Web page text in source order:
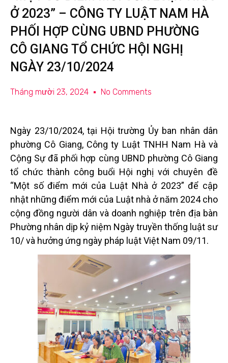
Ở 2023” – CÔNG TY LUẬT NAM HÀ
PHỐI HỢP CÙNG UBND PHƯỜNG
CÔ GIANG TỔ CHỨC HỘI NGHỊ
NGÀY 23/10/2024
Tháng mười 23, 2024 No Comments
Ngày 23/10/2024, tại Hội trường Ủy ban nhân dân
phường Cô Giang, Công ty Luật TNHH Nam Hà và
Cộng Sự đã phối hợp cùng UBND phường Cô Giang
tổ chức thành công buổi Hội nghị với chuyên đề
“Một số điểm mới của Luật Nhà ở 2023” để cập
nhật những điểm mới của Luật nhà ở năm 2024 cho
cộng đồng người dân và doanh nghiệp trên địa bàn
Phường nhân dịp kỷ niệm Ngày truyền thống luật sư
10/ và hưởng ứng ngày pháp luật Việt Nam 09/11.